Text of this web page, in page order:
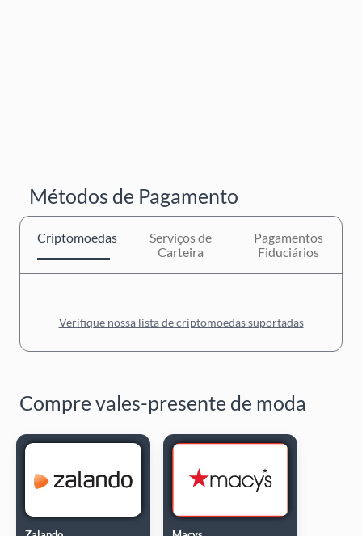
Métodos de Pagamento
Criptomoedas
Serviços de
Carteira
Pagamentos
Fiduciários
Verifique nossa lista de criptomoedas suportadas
Compre vales-presente de moda